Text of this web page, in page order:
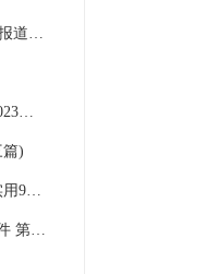
公司年末岁尾安全管理工作报道稿件
辽宁省沈阳市大东区2022-2023学年七年级上学期期末数学试题
)
工程合同违约金赔偿标准(实用9篇)
《哲学概论（第2版）》-课件 第2、3章 哲学的特性、方法；哲学的价值